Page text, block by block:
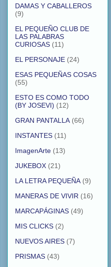
DAMAS Y CABALLEROS
(9)
EL PEQUEÑO CLUB DE
LAS PALABRAS
CURIOSAS (11)
EL PERSONAJE (24)
ESAS PEQUEÑAS COSAS
(55)
ESTO ES COMO TODO
(BY JOSEVI) (12)
GRAN PANTALLA (66)
INSTANTES (11)
ImagenArte (13)
JUKEBOX (21)
LA LETRA PEQUEÑA (9)
MANERAS DE VIVIR (16)
MARCAPÁGINAS (49)
MIS CLICKS (2)
NUEVOS AIRES (7)
PRISMAS (43)